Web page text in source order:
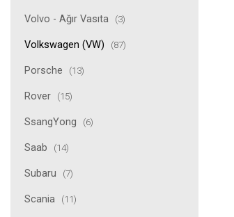
Volvo - Ağır Vasıta (3)
Volkswagen (VW) (87)
Porsche (13)
Rover (15)
SsangYong (6)
Saab (14)
Subaru (7)
Scania (11)